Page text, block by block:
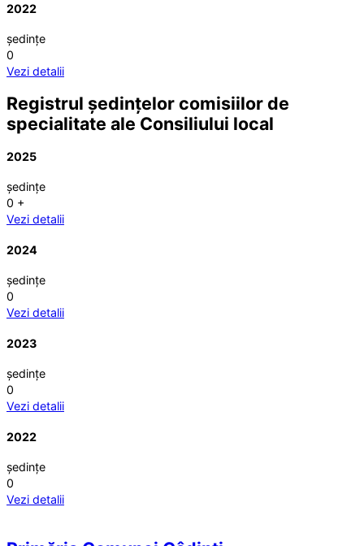
2022
ședințe
0
Vezi detalii
Registrul ședințelor comisiilor de
specialitate ale Consiliului local
2025
ședințe
0 +
Vezi detalii
2024
ședințe
0
Vezi detalii
2023
ședințe
0
Vezi detalii
2022
ședințe
0
Vezi detalii